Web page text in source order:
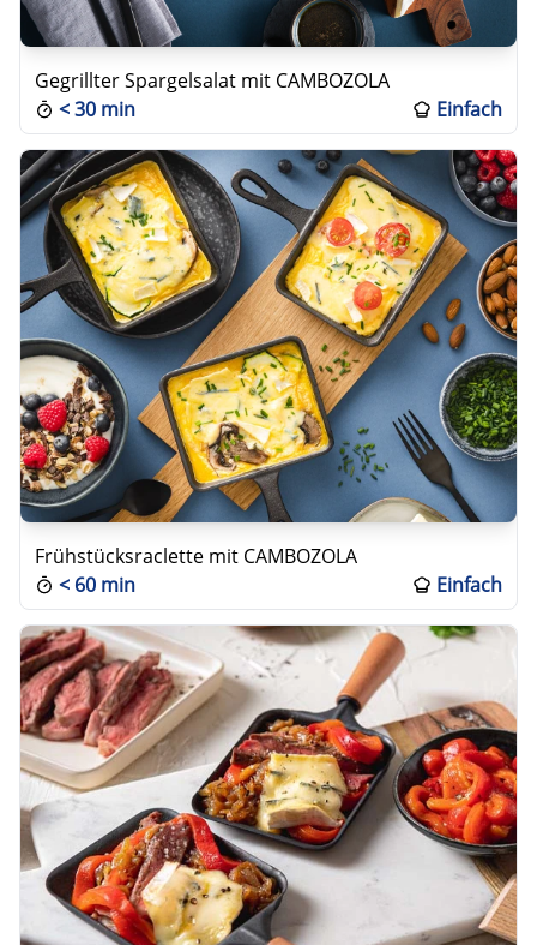
Gegrillter Spargelsalat mit CAMBOZOLA
<30 min Einfach
Frühstücksraclette mit CAMBOZOLA
< 60 min Einfach